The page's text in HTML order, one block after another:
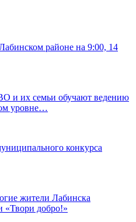
районе на 9:00, 14
и их семьи обучают ведению
уровне…
конкурса
жители Лабинска
«Твори добро!»